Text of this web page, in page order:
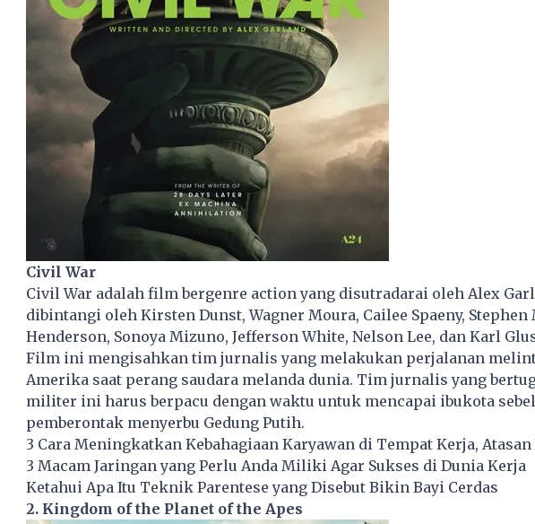
Civil War
Civil War adalah film bergenre action yang disutradarai oleh Alex
dibintangi oleh Kirsten Dunst, Wagner Moura, Cailee Spaeny,
Henderson, Sonoya Mizuno, Jefferson White, Nelson Lee, dan Karl
Film ini mengisahkan tim jurnalis yang melakukan perjalanan
Amerika saat perang saudara melanda dunia. Tim jurnalis yang
militer ini harus berpacu dengan waktu untuk mencapai ibukota
pemberontak menyerbu Gedung Putih.
3 Cara Meningkatkan Kebahagiaan Karyawan di Tempat Kerja, Atasan
3 Macam Jaringan yang Perlu Anda Miliki Agar Sukses di Dunia Kerja
Ketahui Apa Itu Teknik Parentese yang Disebut Bikin Bayi Cerdas
2. Kingdom of the Planet of the Apes